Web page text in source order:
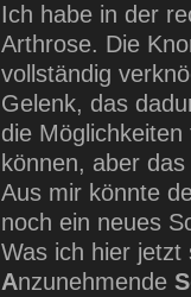
Ich habe in der
Arthrose. Die
vollständig
Gelenk, das
die
können, aber
Aus mir könnte
noch ein neues
Was ich hier
Anzunehmende S